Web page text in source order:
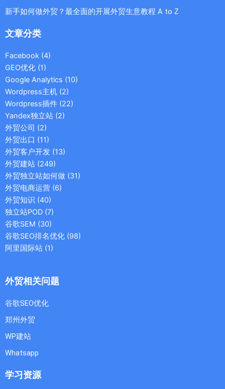
新手如何做外贸？最全面的开展外贸生意教程 A to Z
文章分类
Facebook (4)
GEO优化 (1)
Google Analytics (10)
Wordpress主机 (2)
Wordpress插件 (22)
Yandex独立站 (2)
外贸公司 (2)
外贸出口 (11)
外贸客户开发 (13)
外贸建站 (249)
外贸独立站如何做 (31)
外贸电商运营 (6)
外贸知识 (40)
独立站POD (7)
谷歌SEM (30)
谷歌SEO排名优化 (98)
阿里国际站 (1)
外贸相关问题
谷歌SEO优化
郑州外贸
WP建站
Whatsapp
学习资源